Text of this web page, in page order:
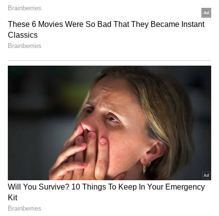
మహాలక్ష్మీ యోగం..ఈ 4 రాశులకు డబ్బే డబ్బు..!
3
4
Pixabay
కుజుడు రోహిణీ నక్షత్రంలోకి అడుగుపెట్టడం వల్ల సింహ
రాశివారి జీవితం అద్భుతంగా మారుతుంది. కష్టానికి తగిన
ప్రతిఫలం లభిస్తుంది. పెండింగ్ లో ఉన్న పనులు పూర్తి
చేస్తారు. సమాజంలో గౌరవ మర్యాదలు పెరుగుతాయి.